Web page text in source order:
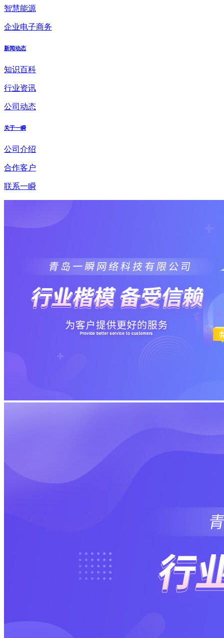
智慧能源
企业电子商务
新闻动态
知识百科
行业资讯
公司动态
关于一瞬
公司介绍
合作客户
联系一瞬